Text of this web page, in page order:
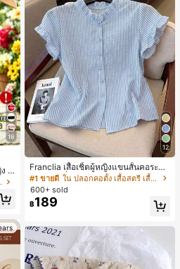
16
ล
ดุ
Camis
12
Franclia เสื้อเชิ้ตผู้หญิงแขนสั้นคอระบา
ยกระดุมเดี่ยวลายทาง
#1 ขายดี
ใน ปลอกคอตั้ง เสื้อสตรี เสื้อเบลาส์ & Tee
600+ sold
฿189